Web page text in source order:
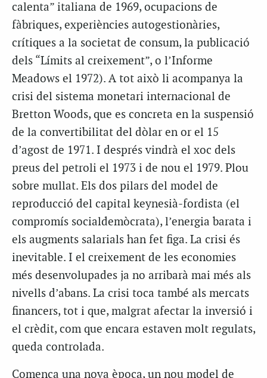
calenta” italiana de 1969, ocupacions de
fàbriques, experiències autogestionàries,
crítiques a la societat de consum, la publicació
dels “Límits al creixement”, o l’Informe
Meadows el 1972). A tot això li acompanya la
crisi del sistema monetari internacional de
Bretton Woods, que es concreta en la suspensió
de la convertibilitat del dòlar en or el 15
d’agost de 1971. I després vindrà el xoc dels
preus del petroli el 1973 i de nou el 1979. Plou
sobre mullat. Els dos pilars del model de
reproducció del capital keynesià-fordista (el
compromís socialdemòcrata), l’energia barata i
els augments salarials han fet figa. La crisi és
inevitable. I el creixement de les economies
més desenvolupades ja no arribarà mai més als
nivells d’abans. La crisi toca també als mercats
financers, tot i que, malgrat afectar la inversió i
el crèdit, com que encara estaven molt regulats,
queda controlada.
Comença una nova època, un nou model de